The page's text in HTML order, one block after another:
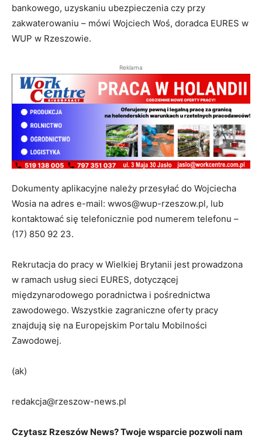
bankowego, uzyskaniu ubezpieczenia czy przy
zakwaterowaniu – mówi Wojciech Woś, doradca EURES w
WUP w Rzeszowie.
Reklama
Dokumenty aplikacyjne należy przesyłać do Wojciecha
Wosia na adres e-mail: wwos@wup-rzeszow.pl, lub
kontaktować się telefonicznie pod numerem telefonu –
(17) 850 92 23.
Rekrutacja do pracy w Wielkiej Brytanii jest prowadzona
w ramach usług sieci EURES, dotyczącej
międzynarodowego poradnictwa i pośrednictwa
zawodowego. Wszystkie zagraniczne oferty pracy
znajdują się na Europejskim Portalu Mobilności
Zawodowej.
(ak)
redakcja@rzeszow-news.pl
Czytasz Rzeszów News? Twoje wsparcie pozwoli nam